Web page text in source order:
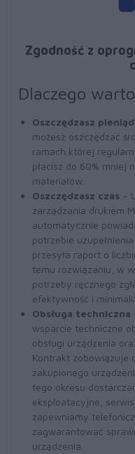
Zgodność z
Dlaczego
Oszczędzasz
możesz oszczędzać
ramach której
płacisz do 60% mniej
materiałów.
Oszczędzasz czas –
zarządzania drukiem
automatycznie
potrzebie
przesyła raport o
temu rozwiązaniu, w
potrzeby ręcznego
efektywność i
Obsługa techniczna
wsparcie techniczne
obsługi urządzenia
Kontrakt zobowiązuje
zakupionego
tego okresu
eksploatacyjne,
zapewniamy
zagwarantować
urządzenia.